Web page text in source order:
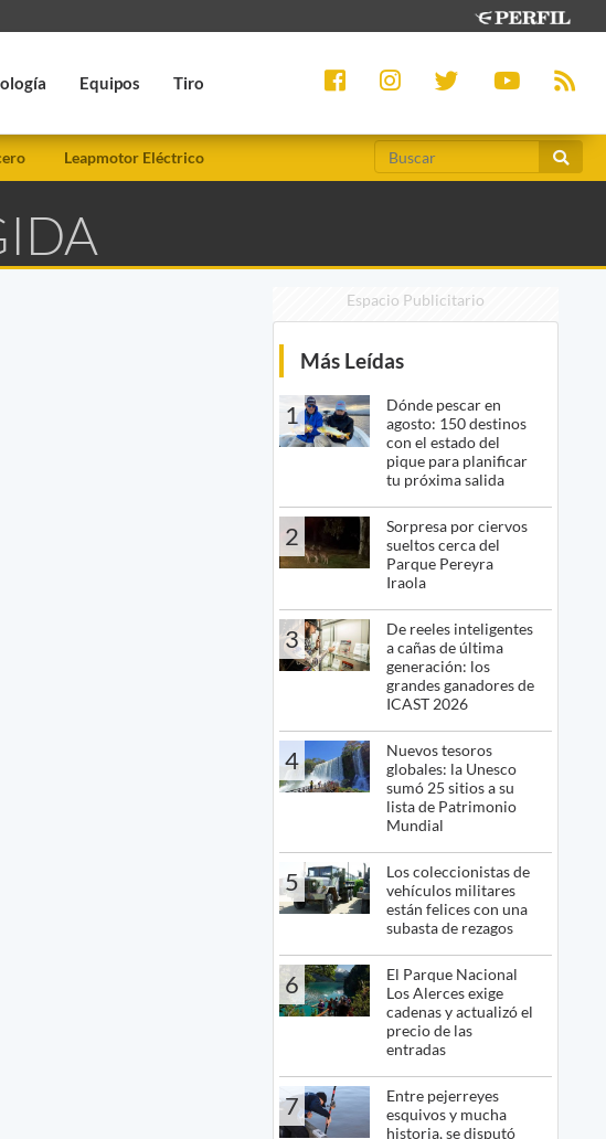
Equipos Tiro
Leapmotor Eléctrico
Espacio Publicitario
Más Leídas
1
Dónde pescar en
agosto: 150 destinos
con el estado del
pique para planificar
tu próxima salida
2
Sorpresa por ciervos
sueltos cerca del
Parque Pereyra
Iraola
3
De reeles inteligentes
a cañas de última
generación: los
grandes ganadores de
ICAST 2026
4
Nuevos tesoros
globales: la Unesco
sumó 25 sitios a su
lista de Patrimonio
Mundial
5
Los coleccionistas de
vehículos militares
están felices con una
subasta de rezagos
6
El Parque Nacional
Los Alerces exige
cadenas y actualizó el
precio de las
entradas
7
Entre pejerreyes
esquivos y mucha
historia, se disputó